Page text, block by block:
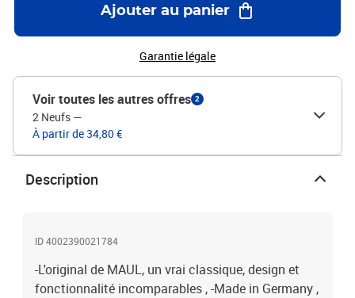
Ajouter au panier
Garantie légale
Voir toutes les autres offres 2
2 Neufs —
À partir de 34,80 €
Description
ID 4002390021784
-L'original de MAUL, un vrai classique, design et
fonctionnalité incomparables , -Made in Germany ,